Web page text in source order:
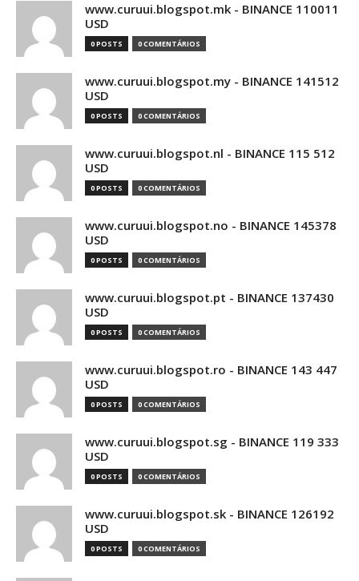
www.curuui.blogspot.mk - BINANCE 110011
USD
0 POSTS 0 COMENTÁRIOS
www.curuui.blogspot.my - BINANCE 141512
USD
0 POSTS 0 COMENTÁRIOS
www.curuui.blogspot.nl - BINANCE 115 512
USD
0 POSTS 0 COMENTÁRIOS
www.curuui.blogspot.no - BINANCE 145378
USD
0 POSTS 0 COMENTÁRIOS
www.curuui.blogspot.pt - BINANCE 137430
USD
0 POSTS 0 COMENTÁRIOS
www.curuui.blogspot.ro - BINANCE 143 447
USD
0 POSTS 0 COMENTÁRIOS
www.curuui.blogspot.sg - BINANCE 119 333
USD
0 POSTS 0 COMENTÁRIOS
www.curuui.blogspot.sk - BINANCE 126192
USD
0 POSTS 0 COMENTÁRIOS